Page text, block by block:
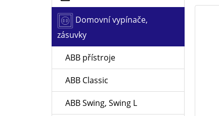
Domovní vypínače,
zásuvky
ABB přístroje
ABB Classic
ABB Swing, Swing L